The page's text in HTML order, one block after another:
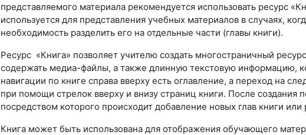
представляемого материала рекомендуется использовать ресурс
используется для представления учебных материалов в случаях,
необходимость разделить его на отдельные части (главы книги).
Ресурс «Книга» позволяет учителю создать многостраничный
содержать медиа-файлы, а также длинную текстовую информацию,
навигации по книге справа вверху есть оглавление, а переход на
при помощи стрелок вверху и внизу страниц книги. После создания
посредством которого происходит добавление новых глав книги
Книга может быть использована для отображения обучающего